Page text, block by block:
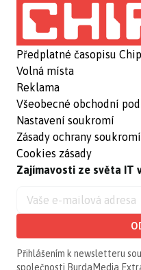
Předplatné časopisu Chip
Volná místa
Reklama
Všeobecné obchodní
Nastavení soukromí
Zásady ochrany soukromí
Cookies zásady
Zajímavosti ze světa IT
Přihlášením k newsletteru
společnosti BurdaMedia